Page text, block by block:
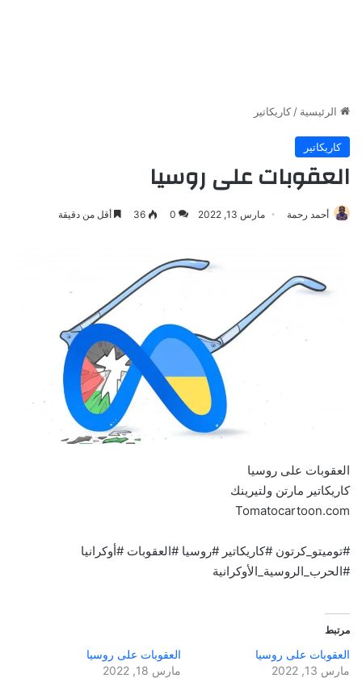
الرئيسية / كاريكاتير
كاريكاتير
العقوبات على روسيا
أحمد رحمة مارس 13, 2022 0
36 أقل من دقيقة
العقوبات على روسيا
كاريكاتير مارتن ولتيرينك
Tomatocartoon.com
#توميتو_كرتون #كاريكاتير #روسيا #العقوبات #أوكرانيا
#الحرب_الروسية_الأوكرانية
مرتبط
العقوبات على روسيا
مارس 13, 2022
العقوبات على روسيا
مارس 18, 2022